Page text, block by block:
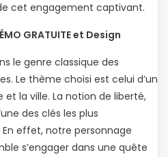
cet engagement captivant.
GRATUITEet Design
le genre classique des
Le thème choisi est celui d’un
la ville. La notion de liberté,
des clés les plus
effet, notre personnage
s’engager dans une quête